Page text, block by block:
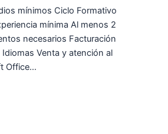
mínimos Ciclo Formativo
mínima Al menos 2
necesarios Facturación
Venta y atención al
Office…